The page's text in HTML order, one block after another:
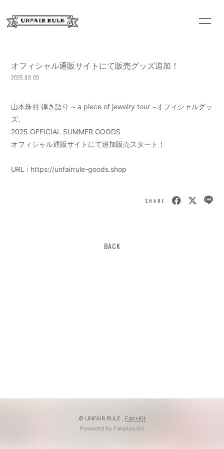
SCHEDULE
PROFILE
オフィシャル通販サイトにて販売グッズ追加！
2025.09.09
山本珠羽 弾き語り ~ a piece of jewelry tour ~オフィシャルグッ
ズ、
2025 OFFICIAL SUMMER GOODS
オフィシャル通販サイトにて追加販売スタート！
URL : https://unfairrule-goods.shop
SHARE
BACK
© UNFAIR RULE , Fan+Kit
Powered by Fanplus.inc